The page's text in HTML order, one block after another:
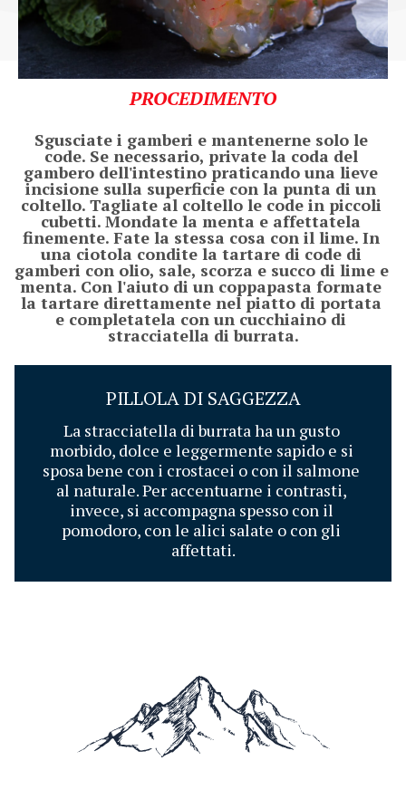
PROCEDIMENTO
Sgusciate i gamberi e mantenerne solo le
code. Se necessario, private la coda del
gambero dell'intestino praticando una lieve
incisione sulla superficie con la punta di un
coltello. Tagliate al coltello le code in piccoli
cubetti. Mondate la menta e affettatela
finemente. Fate la stessa cosa con il lime. In
una ciotola condite la tartare di code di
gamberi con olio, sale, scorza e succo di lime e
menta. Con l'aiuto di un coppapasta formate
la tartare direttamente nel piatto di portata
e completatela con un cucchiaino di
stracciatella di burrata.
PILLOLA DI SAGGEZZA
La stracciatella di burrata ha un gusto
morbido, dolce e leggermente sapido e si
sposa bene con i crostacei o con il salmone
al naturale. Per accentuarne i contrasti,
invece, si accompagna spesso con il
pomodoro, con le alici salate o con gli
affettati.